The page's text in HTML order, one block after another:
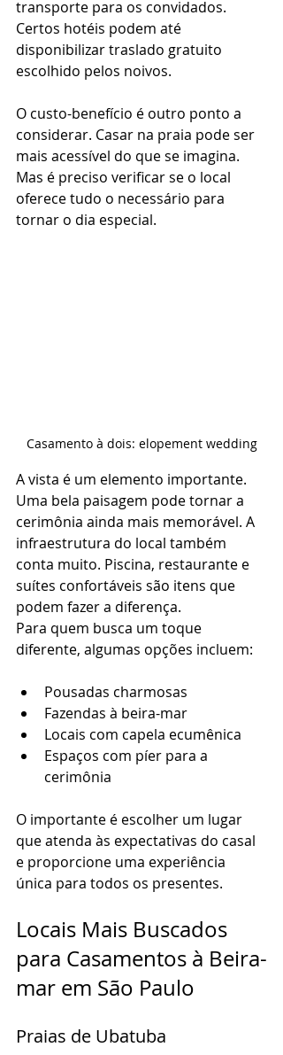
transporte para os convidados.
Certos hotéis podem até
disponibilizar traslado gratuito
escolhido pelos noivos.
O custo-benefício é outro ponto a
considerar. Casar na praia pode ser
mais acessível do que se imagina.
Mas é preciso verificar se o local
oferece tudo o necessário para
tornar o dia especial.
Casamento à dois: elopement wedding
A vista é um elemento importante.
Uma bela paisagem pode tornar a
cerimônia ainda mais memorável. A
infraestrutura do local também
conta muito. Piscina, restaurante e
suítes confortáveis são itens que
podem fazer a diferença.
Para quem busca um toque
diferente, algumas opções incluem:
Pousadas charmosas
Fazendas à beira-mar
Locais com capela ecumênica
Espaços com píer para a
cerimônia
O importante é escolher um lugar
que atenda às expectativas do casal
e proporcione uma experiência
única para todos os presentes.
Locais Mais Buscados
para Casamentos à Beira-
mar em São Paulo
Praias de Ubatuba